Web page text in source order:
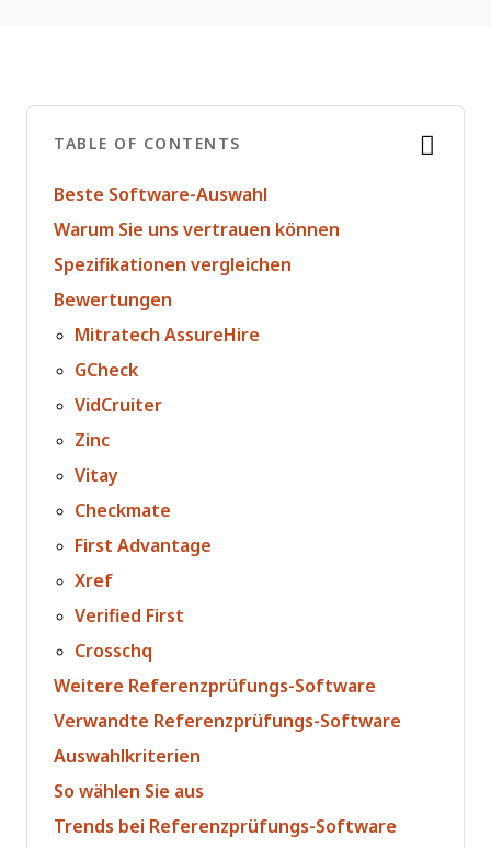
TABLE OF CONTENTS
Beste Software-Auswahl
Warum Sie uns vertrauen können
Spezifikationen vergleichen
Bewertungen
Mitratech AssureHire
GCheck
VidCruiter
Zinc
Vitay
Checkmate
First Advantage
Xref
Verified First
Crosschq
Weitere Referenzprüfungs-Software
Verwandte Referenzprüfungs-Software
Auswahlkriterien
So wählen Sie aus
Trends bei Referenzprüfungs-Software